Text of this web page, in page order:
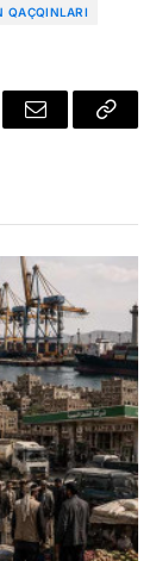
QAÇQINLARI
Email
Copy